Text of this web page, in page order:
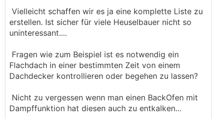
Vielleicht schaffen wir es ja eine komplette Liste zu
erstellen. Ist sicher für viele Heuselbauer nicht so
uninteressant....
Fragen wie zum Beispiel ist es notwendig ein
Flachdach in einer bestimmten Zeit von einem
Dachdecker kontrollieren oder begehen zu lassen?
Nicht zu vergessen wenn man einen BackOfen mit
Dampffunktion hat diesen auch zu entkalken...